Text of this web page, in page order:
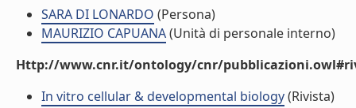
SARA DI LONARDO (Persona)
MAURIZIO CAPUANA(Unità di personale interno)
Http://www.cnr.it/ontology/cnr/
In vitro cellular & developmental biology(Rivista)